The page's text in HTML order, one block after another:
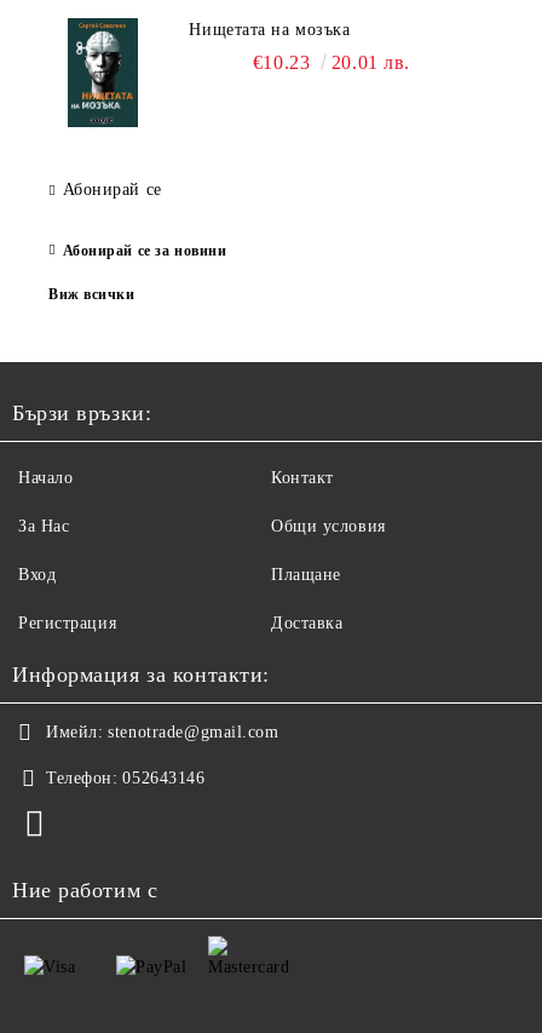
Нищетата на мозъка
€10.23 20.01 лв.
Абонирай се
Абонирай се за новини
Виж всички
Бързи връзки:
Начало
За Нас
Вход
Регистрация
Контакт
Общи условия
Плащане
Доставка
Информация за контакти:
Имейл: stenotrade@gmail.com
Телефон: 052643146
Ние работим с